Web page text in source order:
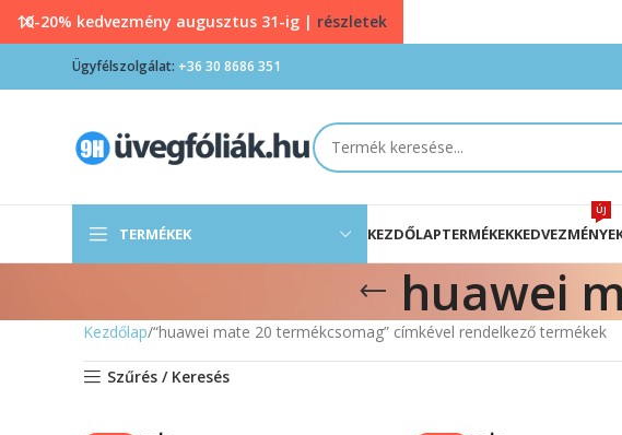
Ügyfélszolgálat: +36 30 8686 351
TERMÉKEK KEZDŐLAPTERMÉKEK
ÚJ
huawei
Kezdőlap “huawei mate 20 termékcsomag” címkével rendelkező termékek
Szűrés / Keresés
10-20% kedvezmény augusztus 31-ig | részletek